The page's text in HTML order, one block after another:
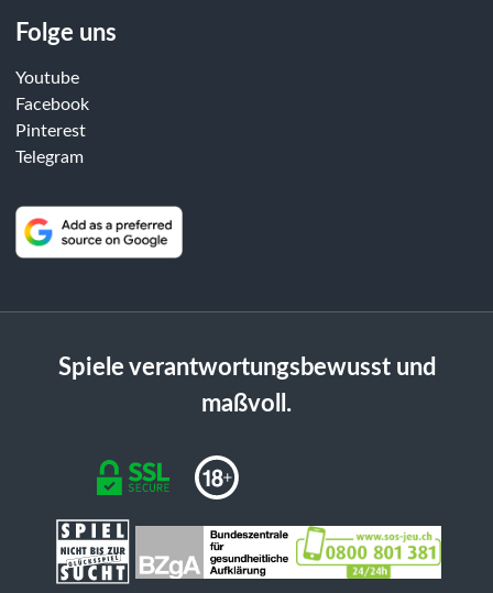
Folge uns
Youtube
Facebook
Pinterest
Telegram
Spiele verantwortungsbewusst und
maßvoll.